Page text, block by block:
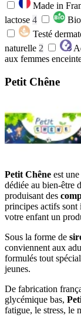
Made in
lactose 4 Bio
Testé
naturelle 2
aux femmes
Petit Chêne
Petit Chêne est
dédiée au bien-être
produisant des
principes actifs sont
votre enfant un
Sous la forme de
conviennent aux
formulés tout
jeunes.
De fabrication
glycémique bas,
fatigue, le stress, le